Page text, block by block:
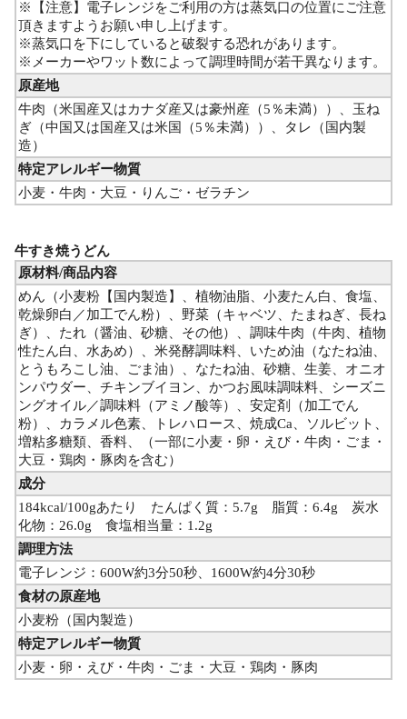
※【注意】電子レンジをご利用の方は蒸気口の位置にご注意
頂きますようお願い申し上げます。
※蒸気口を下にしていると破裂する恐れがあります。
※メーカーやワット数によって調理時間が若干異なります。
原産地
牛肉（米国産又はカナダ産又は豪州産（5％未満））、玉ね
ぎ（中国又は国産又は米国（5％未満））、タレ（国内製
造）
特定アレルギー物質
小麦・牛肉・大豆・りんご・ゼラチン
牛すき焼うどん
原材料/商品内容
めん（小麦粉【国内製造】、植物油脂、小麦たん白、食塩、
乾燥卵白／加工でん粉）、野菜（キャベツ、たまねぎ、長ね
ぎ）、たれ（醤油、砂糖、その他）、調味牛肉（牛肉、植物
性たん白、水あめ）、米発酵調味料、いため油（なたね油、
とうもろこし油、ごま油）、なたね油、砂糖、生姜、オニオ
ンパウダー、チキンブイヨン、かつお風味調味料、シーズニ
ングオイル／調味料（アミノ酸等）、安定剤（加工でん
粉）、カラメル色素、トレハロース、焼成Ca、ソルビット、
増粘多糖類、香料、（一部に小麦・卵・えび・牛肉・ごま・
大豆・鶏肉・豚肉を含む）
成分
184kcal/100gあたり たんぱく質：5.7g 脂質：6.4g 炭水
化物：26.0g 食塩相当量：1.2g
調理方法
電子レンジ：600W約3分50秒、1600W約4分30秒
食材の原産地
小麦粉（国内製造）
特定アレルギー物質
小麦・卵・えび・牛肉・ごま・大豆・鶏肉・豚肉